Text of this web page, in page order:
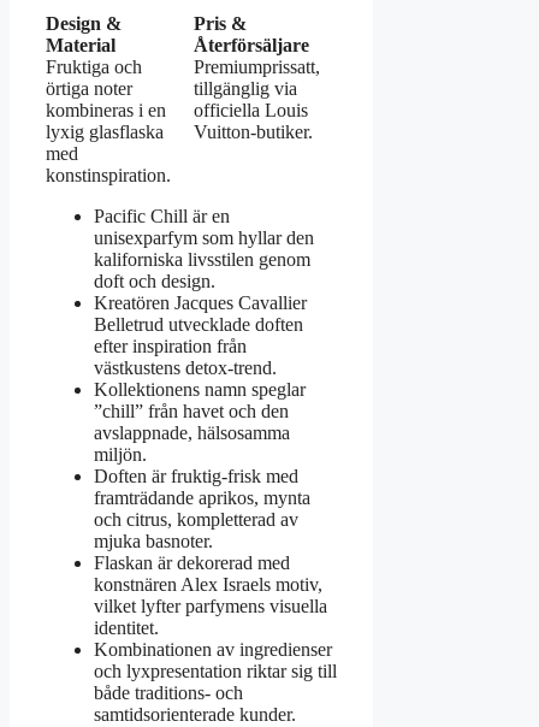
Design &
Material
Fruktiga och
örtiga noter
kombineras i en
lyxig glasflaska
med
konstinspiration.
Pris &
Återförsäljare
Premiumprissatt,
tillgänglig via
officiella Louis
Vuitton-butiker.
Pacific Chill är en
unisexparfym som hyllar den
kaliforniska livsstilen genom
doft och design.
Kreatören Jacques Cavallier
Belletrud utvecklade doften
efter inspiration från
västkustens detox-trend.
Kollektionens namn speglar
”chill” från havet och den
avslappnade, hälsosamma
miljön.
Doften är fruktig-frisk med
framträdande aprikos, mynta
och citrus, kompletterad av
mjuka basnoter.
Flaskan är dekorerad med
konstnären Alex Israels motiv,
vilket lyfter parfymens visuella
identitet.
Kombinationen av ingredienser
och lyxpresentation riktar sig till
både traditions- och
samtidsorienterade kunder.